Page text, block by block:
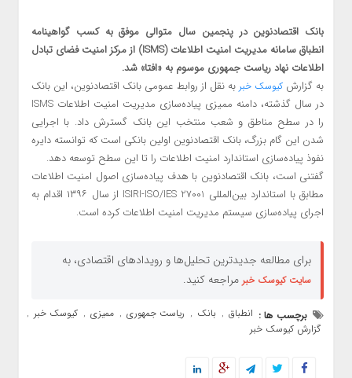
بانک اقتصادنوین در پنجمین سال متوالی موفق به کسب گواهینامه
انطباق سامانه مدیریت امنیت اطلاعات (ISMS) از مرکز امنیت فضای تبادل
اطلاعات نهاد ریاست جمهوری موسوم به «افتا» شد.
به گزارش کیوسک خبر به نقل از روابط عمومی بانک اقتصادنوین، این بانک
در سال گذشته، دامنه ممیزی پیاده‌سازی مدیریت امنیت اطلاعات ISMS
را در سطح مناطق و شعب منتخب این بانک گسترش داد. با اجرایی
شدن این گام بزرگ، بانک اقتصادنوین اولین بانکی است که توانسته دایره
نفوذ پیاده‌سازی استاندارد امنیت اطلاعات را تا این سطح توسعه دهد.
گفتنی است، بانک اقتصادنوین با هدف پیاده‌سازی اصول امنیت اطلاعات
مطابق با استاندارد بین‌المللی ISIRI-ISO/IES 27001 از سال ۱۳۹۶ اقدام به
اجرای پیاده‌سازی سیستم مدیریت امنیت اطلاعات کرده است.
برای مطالعه جدیدترین تحلیل‌ها و رویدادهای اقتصادی، به
سایت کیوسک خبر مراجعه کنید.
برچسب ها : انطباق , بانک , ریاست جمهوری , ممیزی , کیوسک خبر ,
گزارش کیوسک خبر